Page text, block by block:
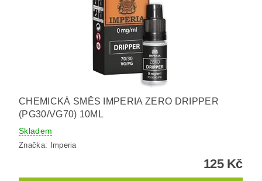
CHEMICKÁ SMĚS IMPERIA ZERO DRIPPER
(PG30/VG70) 10ML
Skladem
Značka: Imperia
125 Kč